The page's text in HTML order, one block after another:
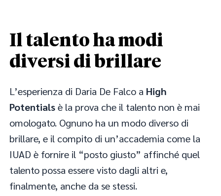
Il talento ha modi
diversi di brillare
L’esperienza di Daria De Falco a High
Potentialsè la prova che il talento non è mai
omologato. Ognuno ha un modo diverso di
brillare, e il compito di un’accademia come la
IUAD è fornire il “posto giusto” affinché quel
talento possa essere visto dagli altri e,
finalmente, anche da se stessi.